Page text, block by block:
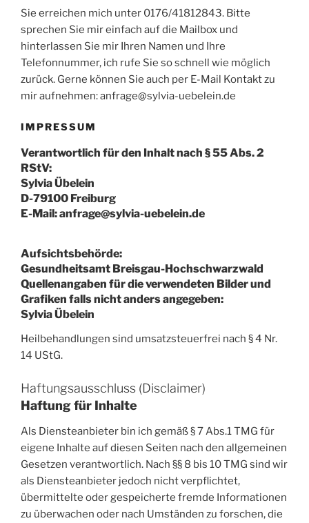
Sie erreichen mich unter 0176/41812843. Bitte
sprechen Sie mir einfach auf die Mailbox und
hinterlassen Sie mir Ihren Namen und Ihre
Telefonnummer, ich rufe Sie so schnell wie möglich
zurück. Gerne können Sie auch per E-Mail Kontakt zu
mir aufnehmen: anfrage@sylvia-uebelein.de
IMPRESSUM
Verantwortlich für den Inhalt nach § 55 Abs. 2
RStV:
Sylvia Übelein
D-79100 Freiburg
E-Mail: anfrage@sylvia-uebelein.de
Aufsichtsbehörde:
Gesundheitsamt Breisgau-Hochschwarzwald
Quellenangaben für die verwendeten Bilder und
Grafiken falls nicht anders angegeben:
Sylvia Übelein
Heilbehandlungen sind umsatzsteuerfrei nach § 4 Nr.
14 UStG.
Haftungsausschluss (Disclaimer)
Haftung für Inhalte
Als Diensteanbieter bin ich gemäß § 7 Abs.1 TMG für
eigene Inhalte auf diesen Seiten nach den allgemeinen
Gesetzen verantwortlich. Nach §§ 8 bis 10 TMG sind wir
als Diensteanbieter jedoch nicht verpflichtet,
übermittelte oder gespeicherte fremde Informationen
zu überwachen oder nach Umständen zu forschen, die